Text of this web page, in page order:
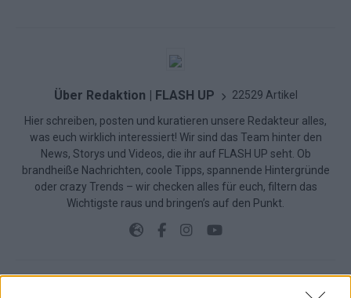
Über Redaktion | FLASH UP 22529 Artikel
Hier schreiben, posten und kuratieren unsere Redakteur alles,
was euch wirklich interessiert! Wir sind das Team hinter den
News, Storys und Videos, die ihr auf FLASH UP seht. Ob
brandheiße Nachrichten, coole Tipps, spannende Hintergründe
oder crazy Trends – wir checken alles für euch, filtern das
Wichtigste raus und bringen’s auf den Punkt.